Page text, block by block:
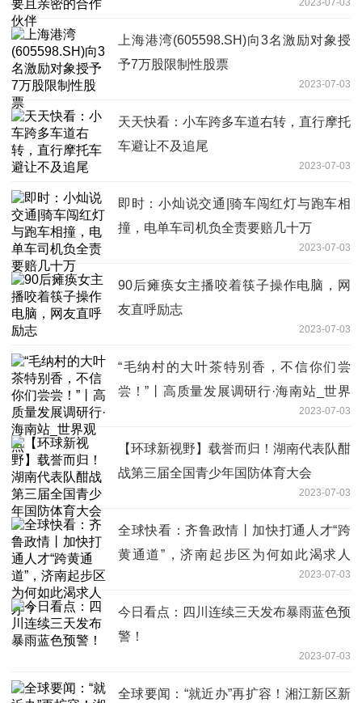
2023-07-03
上海港湾(605598.SH)向3名激励对象授
予7万股限制性股票
2023-07-03
天天快看：小车跨多车道右转，直行摩托
车避让不及追尾
2023-07-03
即时：小灿说交通|骑车闯红灯与跑车相
撞，电单车司机负全责要赔几十万
2023-07-03
90后瘫痪女主播咬着筷子操作电脑，网
友直呼励志
2023-07-03
“毛纳村的大叶茶特别香，不信你们尝
尝！”丨高质量发展调研行·海南站_世界
2023-07-03
【环球新视野】载誉而归！湖南代表队酣
战第三届全国青少年国防体育大会
2023-07-03
全球快看：齐鲁政情丨加快打通人才“跨
黄通道”，济南起步区为何如此渴求人
2023-07-03
今日看点：四川连续三天发布暴雨蓝色预
警！
2023-07-03
全球要闻：“就近办”再扩容！湘江新区新